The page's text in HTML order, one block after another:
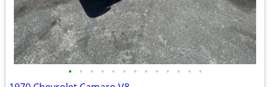
• • • • • • • • • • • • •